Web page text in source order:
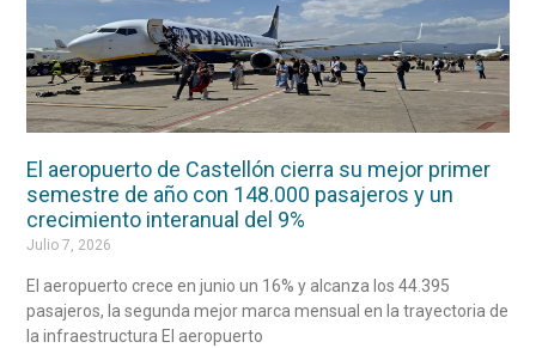
El aeropuerto de Castellón cierra su mejor primer
semestre de año con 148.000 pasajeros y un
crecimiento interanual del 9%
Julio 7, 2026
El aeropuerto crece en junio un 16% y alcanza los 44.395
pasajeros, la segunda mejor marca mensual en la trayectoria de
la infraestructura El aeropuerto